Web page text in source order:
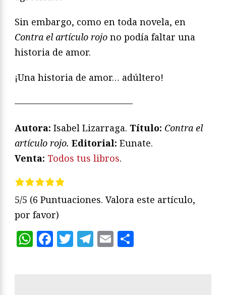
Sin embargo, como en toda novela, en
Contra el artículo rojo no podía faltar una
historia de amor.
¡Una historia de amor… adúltero!
—————————————
Autora: Isabel Lizarraga. Título: Contra el
artículo rojo. Editorial: Eunate.
Venta: Todos tus libros.
5/5 (6 Puntuaciones. Valora este artículo,
por favor)
WhatsApp
Facebook
Twitter
Telegram
Email